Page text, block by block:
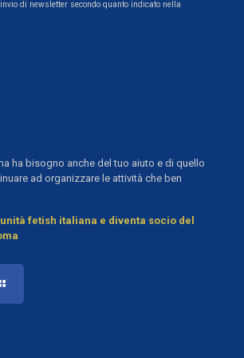
di newsletter secondo quanto indicato nella
ha bisogno anche del tuo aiuto e di quello
ad organizzare le attività che ben
fetish italiana e diventa socio del